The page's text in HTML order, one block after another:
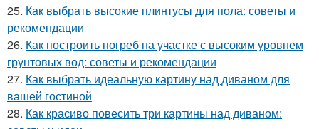
25. Как выбрать высокие плинтусы для пола: советы и
рекомендации
26. Как построить погреб на участке с высоким уровнем
грунтовых вод: советы и рекомендации
27. Как выбрать идеальную картину над диваном для
вашей гостиной
28. Как красиво повесить три картины над диваном: